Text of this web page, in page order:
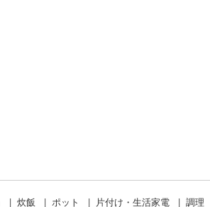
炊飯 ポット 片付け・生活家電 調理